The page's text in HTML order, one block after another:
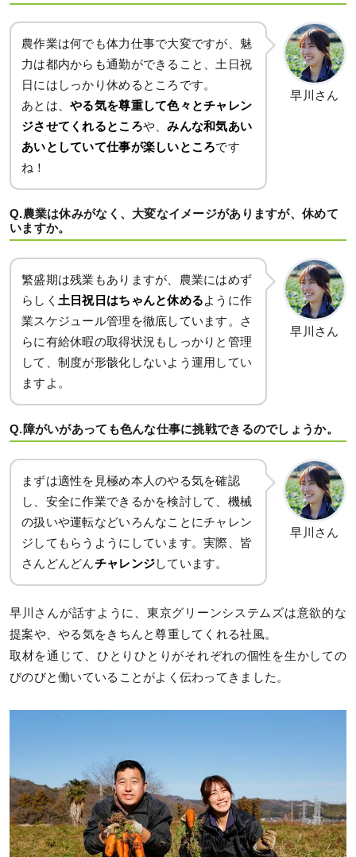
農作業は何でも体力仕事で大変ですが、魅
力は都内からも通勤ができること、土日祝
日にはしっかり休めるところです。
あとは、やる気を尊重して色々とチャレン
ジさせてくれるところや、みんな和気あい
あいとしていて仕事が楽しいところです
ね！
早川さん
Q.農業は休みがなく、大変なイメージがありますが、休めて
いますか。
繁盛期は残業もありますが、農業にはめず
らしく 土日祝日はちゃんと休めるように作
業スケジュール管理を徹底しています。さ
らに有給休暇の取得状況もしっかりと管理
して、制度が形骸化しないよう運用してい
ますよ。
早川さん
Q.障がいがあっても色んな仕事に挑戦できるのでしょうか。
まずは適性を見極め本人のやる気を確認
し、安全に作業できるかを検討して、機械
の扱いや運転などいろんなことにチャレン
ジしてもらうようにしています。実際、皆
さんどんどんチャレンジしています。
早川さん
早川さんが話すように、東京グリーンシステムズは意欲的な
提案や、やる気をきちんと尊重してくれる社風。
取材を通じて、ひとりひとりがそれぞれの個性を生かしての
びのびと働いていることがよく伝わってきました。